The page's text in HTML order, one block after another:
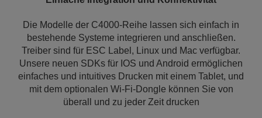
Die Modelle der C4000-Reihe lassen sich einfach in
bestehende Systeme integrieren und anschließen.
Treiber sind für ESC Label, Linux und Mac verfügbar.
Unsere neuen SDKs für IOS und Android ermöglichen
einfaches und intuitives Drucken mit einem Tablet, und
mit dem optionalen Wi-Fi-Dongle können Sie von
überall und zu jeder Zeit drucken